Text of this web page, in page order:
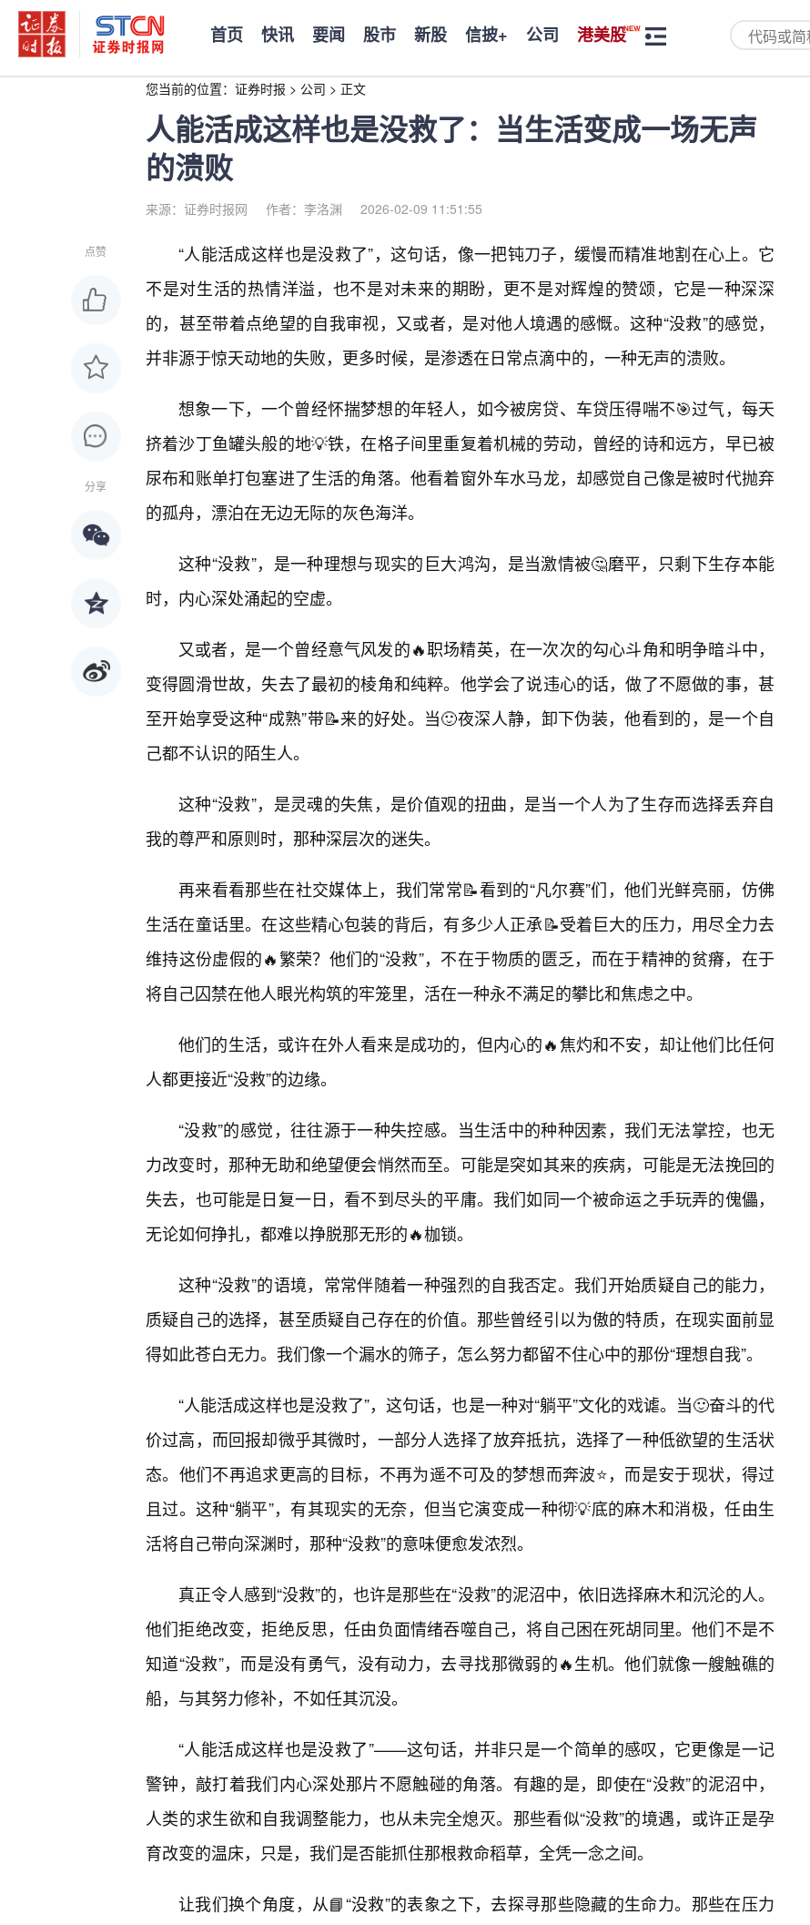
首页 快讯 要闻 股市 新股 信披+ 公司 港美股
您当前的位置： 证券时报 > 公司 > 正文
人能活成这样也是没救了：当生活变成一场无声
的溃败
来源：证券时报网 作者：李洛渊 2026-02-09 11:51:55
点赞
分享
“人能活成这样也是没救了”，这句话，像一把钝刀子，缓慢而精准地割在心上。它
不是对生活的热情洋溢，也不是对未来的期盼，更不是对辉煌的赞颂，它是一种深深
的，甚至带着点绝望的自我审视，又或者，是对他人境遇的感慨。这种“没救”的感觉，
并非源于惊天动地的失败，更多时候，是渗透在日常点滴中的，一种无声的溃败。
想象一下，一个曾经怀揣梦想的年轻人，如今被房贷、车贷压得喘不🎯过气，每天
挤着沙丁鱼罐头般的地💡铁，在格子间里重复着机械的劳动，曾经的诗和远方，早已被
尿布和账单打包塞进了生活的角落。他看着窗外车水马龙，却感觉自己像是被时代抛弃
的孤舟，漂泊在无边无际的灰色海洋。
这种“没救”，是一种理想与现实的巨大鸿沟，是当激情被🤔磨平，只剩下生存本能
时，内心深处涌起的空虚。
又或者，是一个曾经意气风发的🔥职场精英，在一次次的勾心斗角和明争暗斗中，
变得圆滑世故，失去了最初的棱角和纯粹。他学会了说违心的话，做了不愿做的事，甚
至开始享受这种“成熟”带📝来的好处。当🙂夜深人静，卸下伪装，他看到的，是一个自
己都不认识的陌生人。
这种“没救”，是灵魂的失焦，是价值观的扭曲，是当一个人为了生存而选择丢弃自
我的尊严和原则时，那种深层次的迷失。
再来看看那些在社交媒体上，我们常常📝看到的“凡尔赛”们，他们光鲜亮丽，仿佛
生活在童话里。在这些精心包装的背后，有多少人正承📝受着巨大的压力，用尽全力去
维持这份虚假的🔥繁荣？他们的“没救”，不在于物质的匮乏，而在于精神的贫瘠，在于
将自己囚禁在他人眼光构筑的牢笼里，活在一种永不满足的攀比和焦虑之中。
他们的生活，或许在外人看来是成功的，但内心的🔥焦灼和不安，却让他们比任何
人都更接近“没救”的边缘。
“没救”的感觉，往往源于一种失控感。当生活中的种种因素，我们无法掌控，也无
力改变时，那种无助和绝望便会悄然而至。可能是突如其来的疾病，可能是无法挽回的
失去，也可能是日复一日，看不到尽头的平庸。我们如同一个被命运之手玩弄的傀儡，
无论如何挣扎，都难以挣脱那无形的🔥枷锁。
这种“没救”的语境，常常伴随着一种强烈的自我否定。我们开始质疑自己的能力，
质疑自己的选择，甚至质疑自己存在的价值。那些曾经引以为傲的特质，在现实面前显
得如此苍白无力。我们像一个漏水的筛子，怎么努力都留不住心中的那份“理想自我”。
“人能活成这样也是没救了”，这句话，也是一种对“躺平”文化的戏谑。当🙂奋斗的代
价过高，而回报却微乎其微时，一部分人选择了放弃抵抗，选择了一种低欲望的生活状
态。他们不再追求更高的目标，不再为遥不可及的梦想而奔波⭐，而是安于现状，得过
且过。这种“躺平”，有其现实的无奈，但当它演变成一种彻💡底的麻木和消极，任由生
活将自己带向深渊时，那种“没救”的意味便愈发浓烈。
真正令人感到“没救”的，也许是那些在“没救”的泥沼中，依旧选择麻木和沉沦的人。
他们拒绝改变，拒绝反思，任由负面情绪吞噬自己，将自己困在死胡同里。他们不是不
知道“没救”，而是没有勇气，没有动力，去寻找那微弱的🔥生机。他们就像一艘触礁的
船，与其努力修补，不如任其沉没。
“人能活成这样也是没救了”——这句话，并非只是一个简单的感叹，它更像是一记
警钟，敲打着我们内心深处那片不愿触碰的角落。有趣的是，即使在“没救”的泥沼中，
人类的求生欲和自我调整能力，也从未完全熄灭。那些看似“没救”的境遇，或许正是孕
育改变的温床，只是，我们是否能抓住那根救命稻草，全凭一念之间。
让我们换个角度，从📘“没救”的表象之下，去探寻那些隐藏的生命力。那些在压力